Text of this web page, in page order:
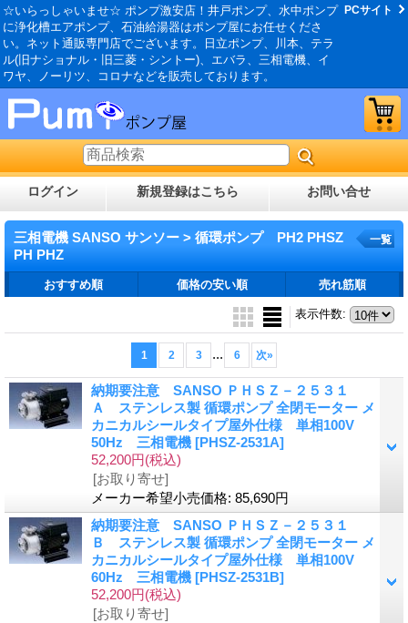
☆いらっしゃいませ☆ ポンプ激安店！井戸ポンプ、水中ポンプ
に浄化槽エアポンプ、石油給湯器はポンプ屋にお任せくださ
い。ネット通販専門店でございます。日立ポンプ、川本、テラ
ル(旧ナショナル・旧三菱・シントー)、エバラ、三相電機、イ
ワヤ、ノーリツ、コロナなどを販売しております。
PCサイト
ログイン 新規登録はこちら お問い合せ
三相電機 SANSO サンソー > 循環ポンプ PH2 PHSZ
PH PHZ
一覧
おすすめ順 価格の安い順 売れ筋順
表示件数:
1 2 3 ... 6 次»
納期要注意 SANSO ＰＨＳＺ－２５３１
Ａ ステンレス製 循環ポンプ 全閉モーター メ
カニカルシールタイプ屋外仕様 単相100V
50Hz 三相電機 [PHSZ-2531A]
52,200円(税込)
[お取り寄せ]
メーカー希望小売価格: 85,690円
納期要注意 SANSO ＰＨＳＺ－２５３１
Ｂ ステンレス製 循環ポンプ 全閉モーター メ
カニカルシールタイプ屋外仕様 単相100V
60Hz 三相電機 [PHSZ-2531B]
52,200円(税込)
[お取り寄せ]